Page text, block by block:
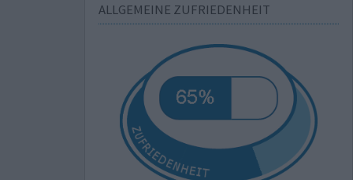
ALLGEMEINE ZUFRIEDENHEIT